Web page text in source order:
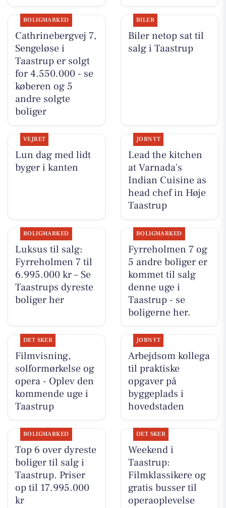
BOLIGMARKED
Cathrinebergvej 7,
Sengeløse i
Taastrup er solgt
for 4.550.000 - se
køberen og 5
andre solgte
boliger
BILER
Biler netop sat til
salg i Taastrup
VEJRET
Lun dag med lidt
byger i kanten
JOBNYT
Lead the kitchen
at Varnada's
Indian Cuisine as
head chef in Høje
Taastrup
BOLIGMARKED
Luksus til salg:
Fyrreholmen 7 til
6.995.000 kr – Se
Taastrups dyreste
boliger her
BOLIGMARKED
Fyrreholmen 7 og
5 andre boliger er
kommet til salg
denne uge i
Taastrup - se
boligerne her.
DET SKER
Filmvisning,
solformørkelse og
opera - Oplev den
kommende uge i
Taastrup
JOBNYT
Arbejdsom kollega
til praktiske
opgaver på
byggeplads i
hovedstaden
BOLIGMARKED
Top 6 over dyreste
boliger til salg i
Taastrup. Priser
op til 17.995.000
kr
DET SKER
Weekend i
Taastrup:
Filmklassikere og
gratis busser til
operaoplevelse